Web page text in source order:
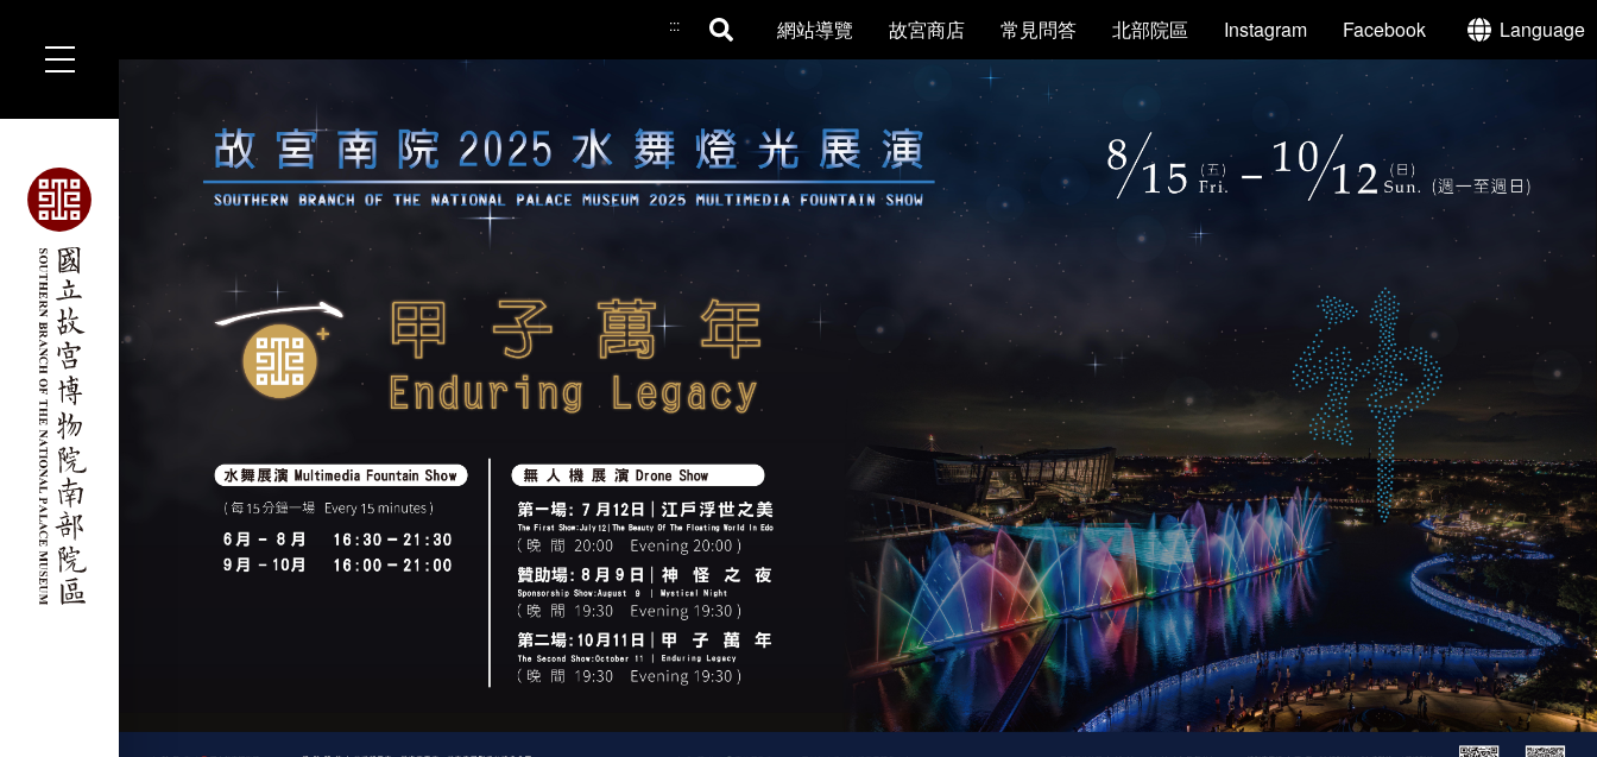
要
::: 網站導覽 故宮商店 常見問答 北部院區 Instagram Facebook Language